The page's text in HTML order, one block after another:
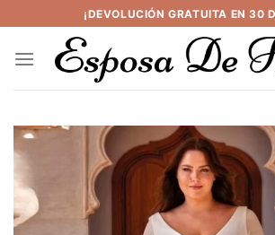
al
contenido
¡DEVOLUCIÓN GRATUITA EN 30